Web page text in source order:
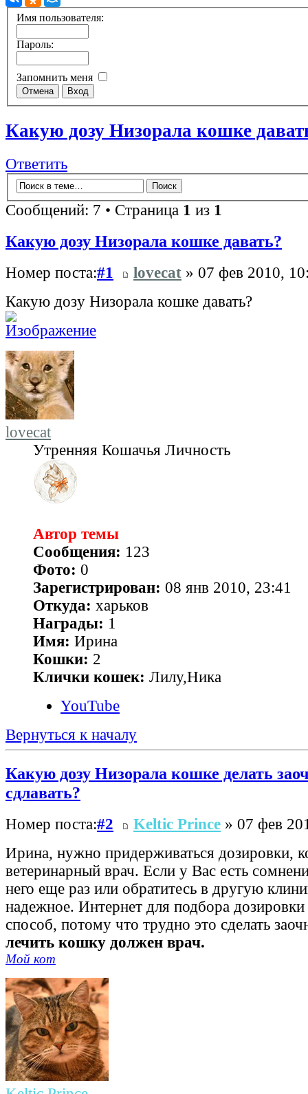
Имя пользователя:
Пароль:
Запомнить меня
Какую дозу Низорала кошке
Ответить
Сообщений: 7 • Страница 1 из 1
Какую дозу Низорала кошке давать?
Номер поста:#1 lovecat » 07 фев 2010,
Какую дозу Низорала кошке давать?
lovecat
Утренняя Кошачья Личность
Автор темы
Сообщения: 123
Фото: 0
Зарегистрирован: 08 янв 2010, 23:41
Откуда: харьков
Награды: 1
Имя: Ирина
Кошки: 2
Клички кошек: Лилу,Ника
YouTube
Вернуться к началу
Какую дозу Низорала кошке делать
сдлавать?
Номер поста:#2 Keltic Prince » 07 фев
Ирина, нужно придерживаться дозировки,
ветеринарный врач. Если у Вас есть
него еще раз или обратитесь в другую
надежное. Интернет для подбора
способ, потому что трудно это сделать
лечить кошку должен врач.
Мой кот